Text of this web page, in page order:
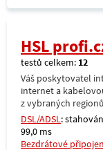
HSL
testů celkem: 12
Váš poskytovatel
internet a
z vybraných
DSL/ADSL:
99,0 ms
Bezdrátové